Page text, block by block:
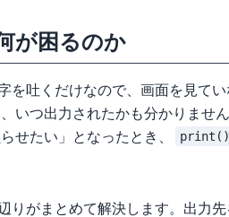
が困るのか
を吐くだけなので、画面を見て
いつ出力されたかも分かりませ
せたい」となったとき、
print()
りがまとめて解決します。出力